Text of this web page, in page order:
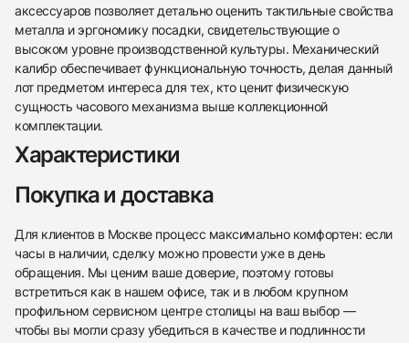
438
285
145
142
205
204
195
150
6
аксессуаров позволяет детально оценить тактильные свойства
металла и эргономику посадки, свидетельствующие о
высоком уровне производственной культуры. Механический
калибр обеспечивает функциональную точность, делая данный
лот предметом интереса для тех, кто ценит физическую
сущность часового механизма выше коллекционной
комплектации.
Характеристики
Покупка и доставка
Для клиентов в Москве процесс максимально комфортен: если
часы в наличии, сделку можно провести уже в день
обращения. Мы ценим ваше доверие, поэтому готовы
встретиться как в нашем офисе, так и в любом крупном
профильном сервисном центре столицы на ваш выбор —
чтобы вы могли сразу убедиться в качестве и подлинности
Заказать эти часы
с вами
Bovet
Ruffini Milano 1921 Watch Travel Box
Идеальное
$1,050
Трейд-ин часов
Оставьте ваши контактные данные и мы свяжемся
с вами
Ruffini Milano 1921 Watch Travel Box
Идеальное
$1,050